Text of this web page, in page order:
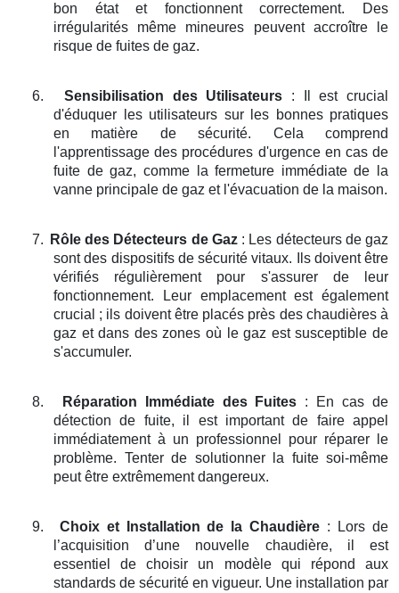
bon état et fonctionnent correctement. Des
irrégularités même mineures peuvent accroître le
risque de fuites de gaz.
6. Sensibilisation des Utilisateurs : Il est crucial
d'éduquer les utilisateurs sur les bonnes pratiques
en matière de sécurité. Cela comprend
l'apprentissage des procédures d'urgence en cas de
fuite de gaz, comme la fermeture immédiate de la
vanne principale de gaz et l'évacuation de la maison.
7. Rôle des Détecteurs de Gaz: Les détecteurs de gaz
sont des dispositifs de sécurité vitaux. Ils doivent être
vérifiés régulièrement pour s'assurer de leur
fonctionnement. Leur emplacement est également
crucial ; ils doivent être placés près des chaudières à
gaz et dans des zones où le gaz est susceptible de
s'accumuler.
8. Réparation Immédiate des Fuites : En cas de
détection de fuite, il est important de faire appel
immédiatement à un professionnel pour réparer le
problème. Tenter de solutionner la fuite soi-même
peut être extrêmement dangereux.
9. Choix et Installation de la Chaudière : Lors de
l’acquisition d’une nouvelle chaudière, il est
essentiel de choisir un modèle qui répond aux
standards de sécurité en vigueur. Une installation par